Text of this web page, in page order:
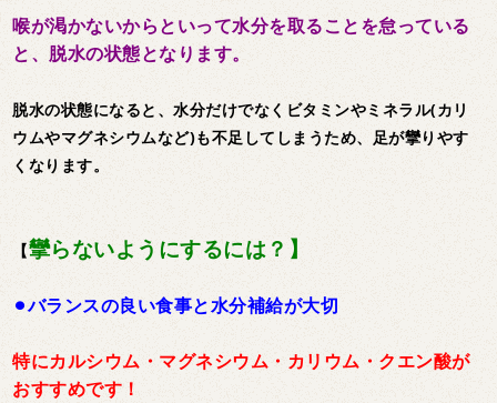
喉が渇かないからといって水分を取ることを怠っている
と、脱水の状態となります。
脱水の状態になると、水分だけでなくビタミンやミネラル(カリ
ウムやマグネシウムなど)も不足してしまうため、足が攣りやす
くなります。
【攣らないようにするには？】
⚫︎バランスの良い食事と水分補給が大切
特にカルシウム・マグネシウム・カリウム・クエン酸が
おすすめです！